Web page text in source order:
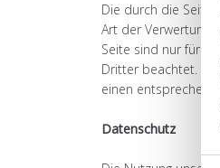
Die durch die
Art der Verwertung
Seite sind nur für
Dritter beachtet.
einen
Datenschutz